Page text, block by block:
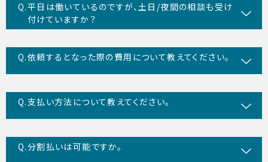
平日は働いているのですが、土日/夜間の相談も受け
付けていますか？
依頼するとなった際の費用について教えてください。
支払い方法について教えてください。
分割払いは可能ですか。